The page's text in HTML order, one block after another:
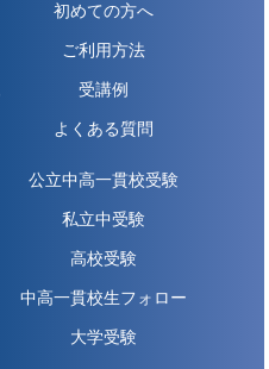
初めての方へ
ご利用方法
受講例
よくある質問
公立中高一貫校受験
私立中受験
高校受験
中高一貫校生フォロー
大学受験